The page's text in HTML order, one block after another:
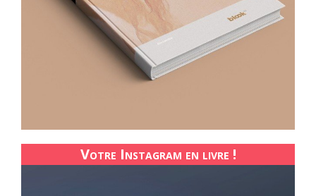
Votre Instagram en livre !